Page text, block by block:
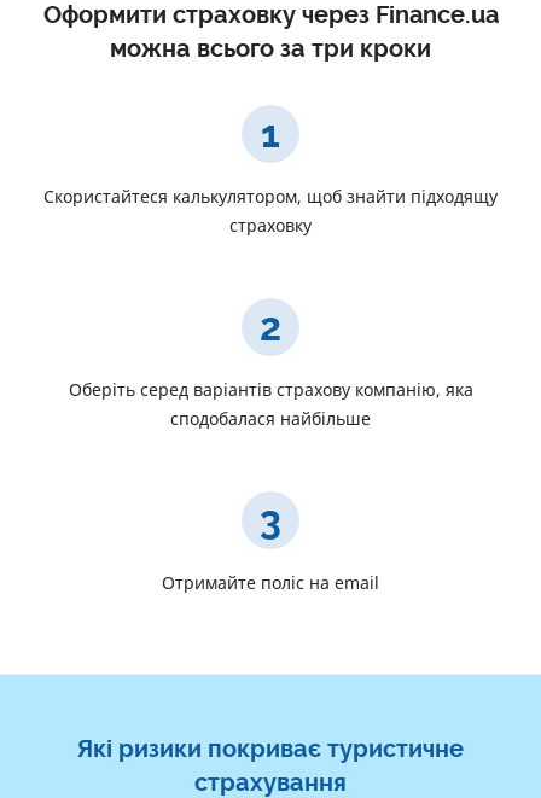
Оформити страховку через Finance.ua
можна всього за три кроки
1
Скористайтеся калькулятором, щоб знайти підходящу
страховку
2
Оберіть серед варіантів страхову компанію, яка
сподобалася найбільше
3
Отримайте поліс на email
Які ризики покриває туристичне
страхування